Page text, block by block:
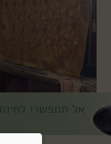
אל תתפשרו